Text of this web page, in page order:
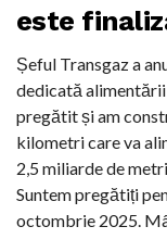
este
Șeful Transgaz a
dedicată alimentării
pregătit și am
kilometri care va
2,5 miliarde de
Suntem pregătiți
octombrie 2025.